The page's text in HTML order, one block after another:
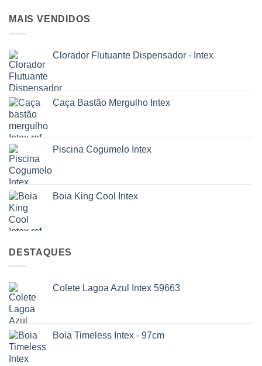
MAIS VENDIDOS
Clorador Flutuante Dispensador - Intex
Caça Bastão Mergulho Intex
Piscina Cogumelo Intex
Boia King Cool Intex
DESTAQUES
Colete Lagoa Azul Intex 59663
Boia Timeless Intex - 97cm